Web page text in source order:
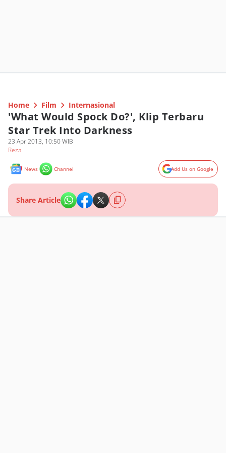
Home Film Internasional
'What Would Spock Do?', Klip Terbaru
Star Trek Into Darkness
23 Apr 2013, 10:50 WIB
Reza
News Channel Add Us on Google
Share Article